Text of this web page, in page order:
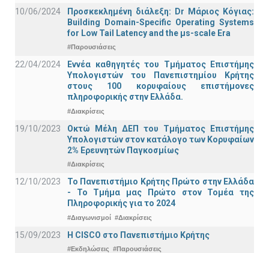
10/06/2024
Προσκεκλημένη διάλεξη: Dr Μάριος Κόγιας:
Building Domain-Specific Operating Systems
for Low Tail Latency and the μs-scale Era
#Παρουσιάσεις
22/04/2024
Εννέα καθηγητές του Τμήματος Επιστήμης
Υπολογιστών του Πανεπιστημίου Κρήτης
στους 100 κορυφαίους επιστήμονες
πληροφορικής στην Ελλάδα.
#Διακρίσεις
19/10/2023
Οκτώ Μέλη ΔΕΠ του Τμήματος Επιστήμης
Υπολογιστών στον κατάλογο των Κορυφαίων
2% Ερευνητών Παγκοσμίως
#Διακρίσεις
12/10/2023
Το Πανεπιστήμιο Κρήτης Πρώτο στην Ελλάδα
- Το Τμήμα μας Πρώτο στον Τομέα της
Πληροφορικής για το 2024
#Διαγωνισμοί #Διακρίσεις
15/09/2023 Η CISCO στο Πανεπιστήμιο Κρήτης
#Εκδηλώσεις #Παρουσιάσεις